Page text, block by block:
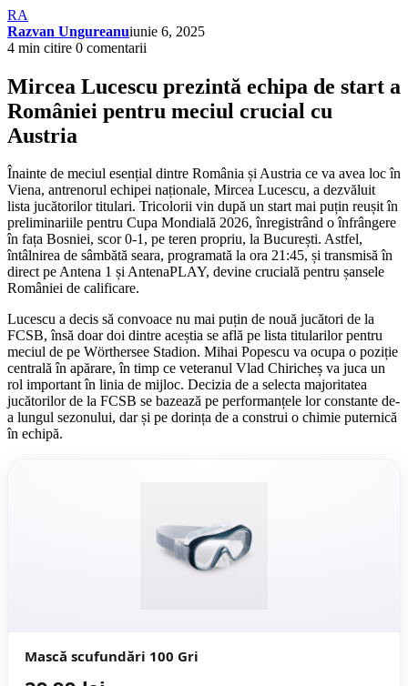
RA
Razvan Ungureanuiunie 6, 2025
4 min citire 0 comentarii
Mircea Lucescu prezintă echipa de start a
României pentru meciul crucial cu
Austria
Înainte de meciul esențial dintre România și Austria ce va avea loc în
Viena, antrenorul echipei naționale, Mircea Lucescu, a dezvăluit
lista jucătorilor titulari. Tricolorii vin după un start mai puțin reușit în
preliminariile pentru Cupa Mondială 2026, înregistrând o înfrângere
în fața Bosniei, scor 0-1, pe teren propriu, la București. Astfel,
întâlnirea de sâmbătă seara, programată la ora 21:45, și transmisă în
direct pe Antena 1 și AntenaPLAY, devine crucială pentru șansele
României de calificare.
Lucescu a decis să convoace nu mai puțin de nouă jucători de la
FCSB, însă doar doi dintre aceștia se află pe lista titularilor pentru
meciul de pe Wörthersee Stadion. Mihai Popescu va ocupa o poziție
centrală în apărare, în timp ce veteranul Vlad Chiricheș va juca un
rol important în linia de mijloc. Decizia de a selecta majoritatea
jucătorilor de la FCSB se bazează pe performanțele lor constante de-
a lungul sezonului, dar și pe dorința de a construi o chimie puternică
în echipă.
Mască scufundări 100 Gri